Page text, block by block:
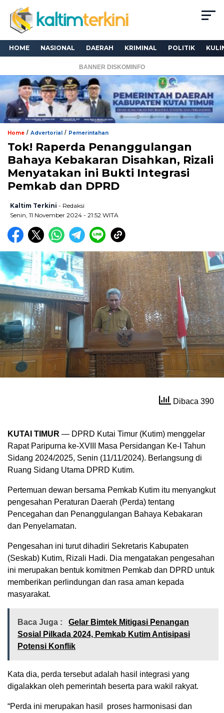
HOME NASIONAL DAERAH KRIMINAL POLITIK
BANNER DISKOMINFO
Home / Advertorial / Pemerintahan
Tok! Raperda Penanggulangan
Bahaya Kebakaran Disahkan, Rizali
Menyatakan ini Bukti Integrasi
Pemkab dan DPRD
Kaltim Terkini - Redaksi
Senin, 11 November 2024 - 21:52 WITA
Dibaca 390
KUTAI TIMUR — DPRD Kutai Timur (Kutim) menggelar
Rapat Paripurna ke-XVIII Masa Persidangan Ke-I Tahun
Sidang 2024/2025, Senin (11/11/2024). Berlangsung di
Ruang Sidang Utama DPRD Kutim.
Pertemuan dewan bersama Pemkab Kutim itu menyangkut
pengesahan Peraturan Daerah (Perda) tentang
Pencegahan dan Penanggulangan Bahaya Kebakaran
dan Penyelamatan.
Pengesahan ini turut dihadiri Sekretaris Kabupaten
(Seskab) Kutim, Rizali Hadi. Dia mengatakan pengesahan
ini merupakan bentuk komitmen Pemkab dan DPRD untuk
memberikan perlindungan dan rasa aman kepada
masyarakat.
Baca Juga :
Gelar Bimtek Mitigasi Penangan
Sosial Pilkada 2024, Pemkab Kutim Antisipasi
Potensi Konflik
Kata dia, perda tersebut adalah hasil integrasi yang
digalakkan oleh pemerintah beserta para wakil rakyat.
“Perda ini merupakan hasil proses harmonisasi dan